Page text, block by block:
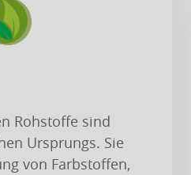
Rohstoffe sind
Ursprungs. Sie
von Farbstoffen,